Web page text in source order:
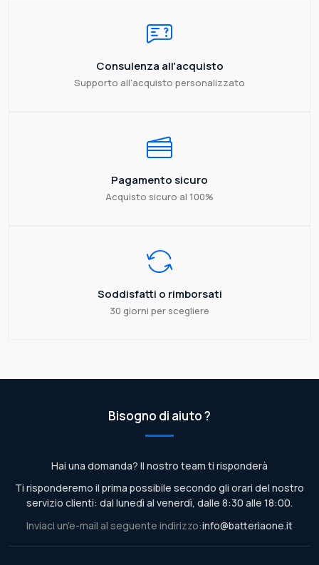
Consulenza all'acquisto
Supporto all'acquisto personalizzato
Pagamento sicuro
Acquisto sicuro al 100%
Soddisfatti o rimborsati
30 giorni per scegliere
Bisogno di aiuto ?
Hai una domanda? Il nostro team ti risponderà
Ti risponderemo il prima possibile secondo gli orari del nostro
servizio clienti: dal lunedì al venerdì, dalle 8:30 alle 18:00.
Inviaci un'e-mail al seguente indirizzo:info@batteriaone.it